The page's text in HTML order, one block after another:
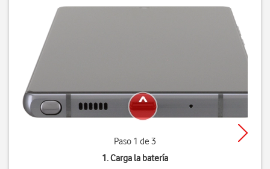
Paso 1 de 3
1. Carga la batería